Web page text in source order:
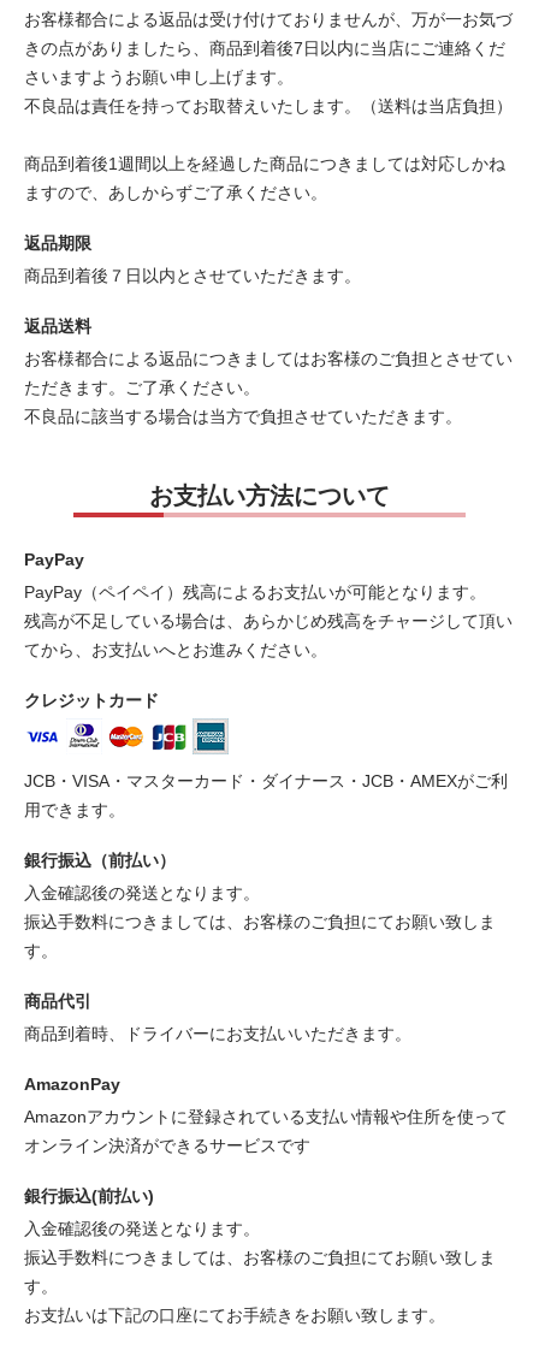
お客様都合による返品は受け付けておりませんが、万が一お気づ
きの点がありましたら、商品到着後7日以内に当店にご連絡くだ
さいますようお願い申し上げます。
不良品は責任を持ってお取替えいたします。（送料は当店負担）
商品到着後1週間以上を経過した商品につきましては対応しかね
ますので、あしからずご了承ください。
返品期限
商品到着後７日以内とさせていただきます。
返品送料
お客様都合による返品につきましてはお客様のご負担とさせてい
ただきます。ご了承ください。
不良品に該当する場合は当方で負担させていただきます。
お支払い方法について
PayPay
PayPay（ペイペイ）残高によるお支払いが可能となります。
残高が不足している場合は、あらかじめ残高をチャージして頂い
てから、お支払いへとお進みください。
クレジットカード
JCB・VISA・マスターカード・ダイナース・JCB・AMEXがご利
用できます。
銀行振込（前払い）
入金確認後の発送となります。
振込手数料につきましては、お客様のご負担にてお願い致しま
す。
商品代引
商品到着時、ドライバーにお支払いいただきます。
AmazonPay
Amazonアカウントに登録されている支払い情報や住所を使って
オンライン決済ができるサービスです
銀行振込(前払い)
入金確認後の発送となります。
振込手数料につきましては、お客様のご負担にてお願い致しま
す。
お支払いは下記の口座にてお手続きをお願い致します。